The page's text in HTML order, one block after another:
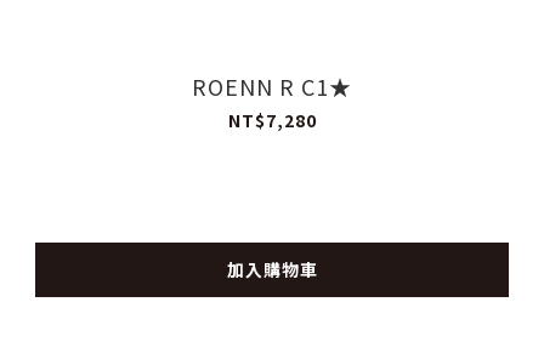
ROENN R C1★
NT$7,280
加入購物車